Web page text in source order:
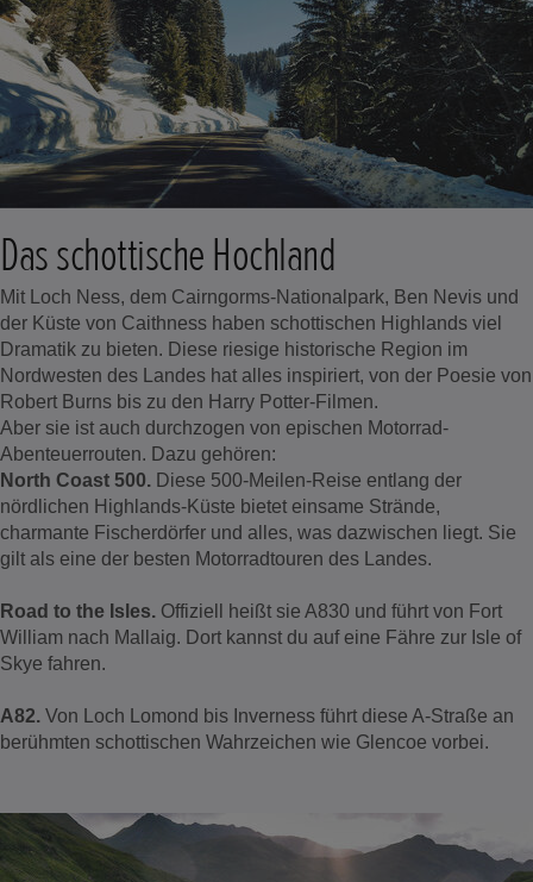
Das schottische Hochland
Mit Loch Ness, dem Cairngorms-Nationalpark, Ben Nevis und
der Küste von Caithness haben schottischen Highlands viel
Dramatik zu bieten. Diese riesige historische Region im
Nordwesten des Landes hat alles inspiriert, von der Poesie von
Robert Burns bis zu den Harry Potter-Filmen.
Aber sie ist auch durchzogen von epischen Motorrad-
Abenteuerrouten. Dazu gehören:
North Coast 500. Diese 500-Meilen-Reise entlang der
nördlichen Highlands-Küste bietet einsame Strände,
charmante Fischerdörfer und alles, was dazwischen liegt. Sie
gilt als eine der besten Motorradtouren des Landes.
Road to the Isles. Offiziell heißt sie A830 und führt von Fort
William nach Mallaig. Dort kannst du auf eine Fähre zur Isle of
Skye fahren.
A82. Von Loch Lomond bis Inverness führt diese A-Straße an
berühmten schottischen Wahrzeichen wie Glencoe vorbei.